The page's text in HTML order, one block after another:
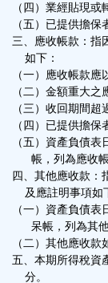
（四）業經貼現或
（五）已提供擔保
三、應收帳款：指
如下：
（一）應收帳款應
（二）金額重大之
（三）收回期間
（四）已提供擔保
（五）資產負債
帳，列為應收帳
四、其他應收款：
及應註明事項如
（一）資產負債
呆帳，列為其他
（二）其他應收
五、本期所得稅資
分。